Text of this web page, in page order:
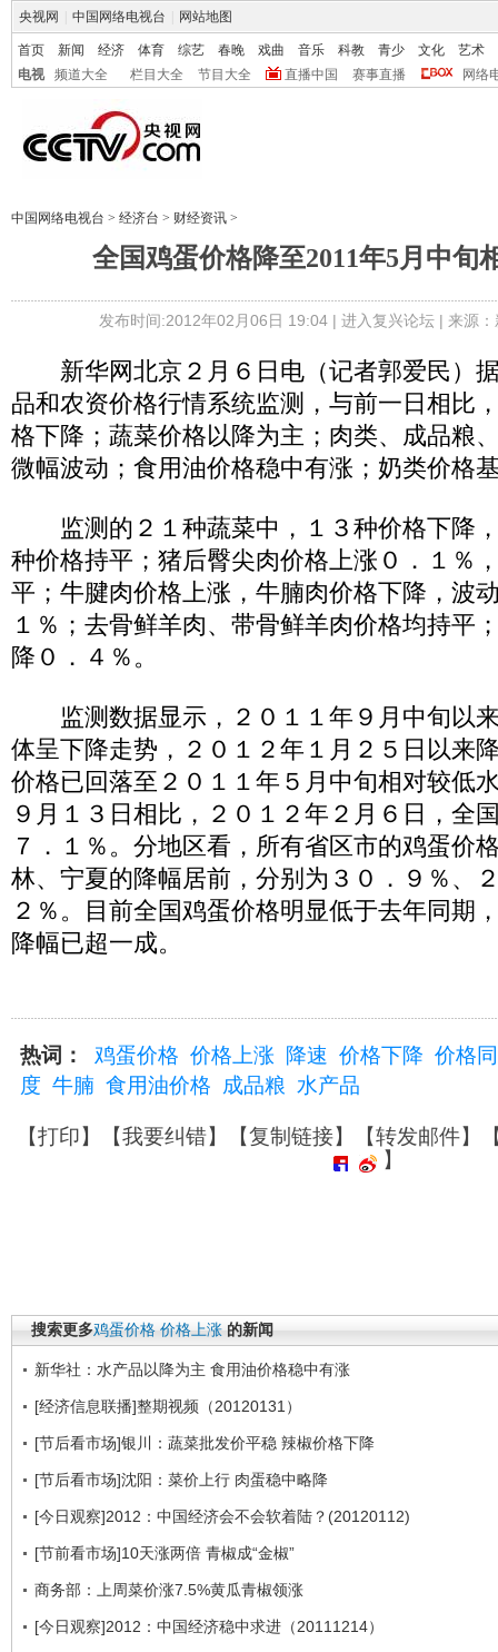
央视网 中国网络电视台 网站地图
首页 新闻 经济 体育 综艺 春晚 戏曲 音乐 科教 青少 文化
艺术
电视
频道大全 栏目大全 节目大全 直播中国 赛事直播 网络
中国网络电视台 > 经济台 > 财经资讯 >
全国鸡蛋价格降至2011年5月中旬
发布时间:2012年02月06日 19:04 | 进入复兴论坛| 来源
新华网北京２月６日电（记者郭爱民）
品和农资价格行情系统监测，与前一日相比
格下降；蔬菜价格以降为主；肉类、成品粮
微幅波动；食用油价格稳中有涨；奶类价格
监测的２１种蔬菜中，１３种价格下降
种价格持平；猪后臀尖肉价格上涨０．１％
平；牛腱肉价格上涨，牛腩肉价格下降，波
１％；去骨鲜羊肉、带骨鲜羊肉价格均持平
降０．４％。
监测数据显示，２０１１年９月中旬以
体呈下降走势，２０１２年１月２５日以来
价格已回落至２０１１年５月中旬相对较低
９月１３日相比，２０１２年２月６日，全
７．１％。分地区看，所有省区市的鸡蛋价
林、宁夏的降幅居前，分别为３０．９％、
２％。目前全国鸡蛋价格明显低于去年同期
降幅已超一成。
热词： 鸡蛋价格 价格上涨 降速 价格下降 价格
度 牛腩 食用油价格 成品粮 水产品
【打印】【我要纠错】【复制链接】【转发邮件】
】
搜索更多鸡蛋价格 价格上涨 的新闻
新华社：水产品以降为主 食用油价格稳中有涨
[经济信息联播]整期视频（20120131）
[节后看市场]银川：蔬菜批发价平稳 辣椒价格下降
[节后看市场]沈阳：菜价上行 肉蛋稳中略降
[今日观察]2012：中国经济会不会软着陆？(20120112)
[节前看市场]10天涨两倍 青椒成“金椒”
商务部：上周菜价涨7.5%黄瓜青椒领涨
[今日观察]2012：中国经济稳中求进（20111214）